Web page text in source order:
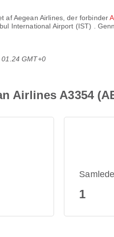
afAegean Airlines , der forbinder
International Airport (IST) .
GMT+0
Airlines A3354
1